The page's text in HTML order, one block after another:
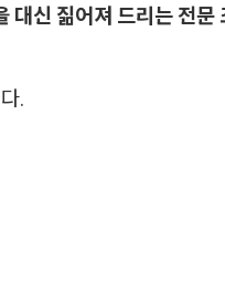
대신 짊어져 드리는 전문
.